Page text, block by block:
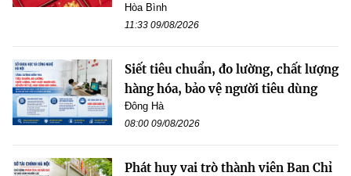
Hòa Bình
11:33 09/08/2026
Siết tiêu chuẩn, đo lường, chất lượng
hàng hóa, bảo vệ người tiêu dùng
Đông Hà
08:00 09/08/2026
Phát huy vai trò thành viên Ban Chỉ